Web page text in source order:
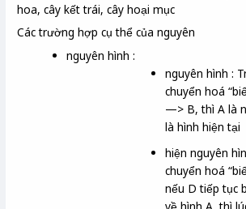
hoa, cây kết trái, cây hoại mục
Các trường hợp cụ thể của nguyên
nguyên hình :
nguyên hình :
chuyển hoá
—> B, thì A là
là hình hiện tại
hiện nguyên
chuyển hoá
nếu D tiếp tục